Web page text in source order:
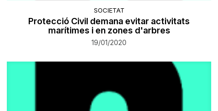
SOCIETAT
Protecció Civil demana evitar activitats
marítimes i en zones d'arbres
19/01/2020